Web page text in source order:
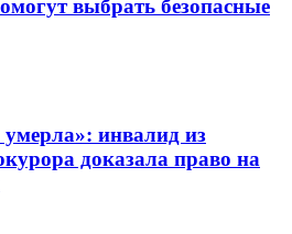
выбрать безопасные
инвалид из
доказала право на